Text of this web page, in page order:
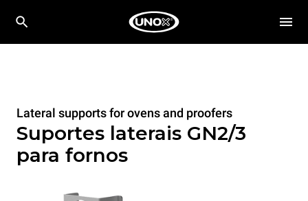
Lateral supports for ovens and proofers
Suportes laterais GN2/3
para fornos